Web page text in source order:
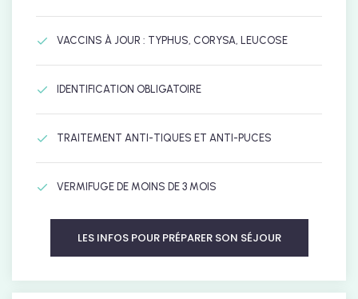
VACCINS À JOUR : TYPHUS, CORYSA, LEUCOSE
IDENTIFICATION OBLIGATOIRE
TRAITEMENT ANTI-TIQUES ET ANTI-PUCES
VERMIFUGE DE MOINS DE 3 MOIS
LES INFOS POUR PRÉPARER SON SÉJOUR